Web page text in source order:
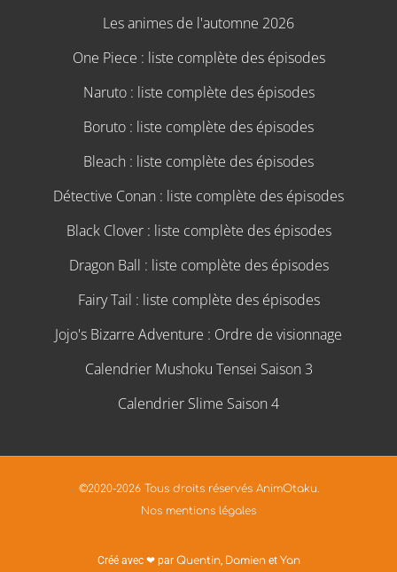
Les animes de l'automne 2026
One Piece : liste complète des épisodes
Naruto : liste complète des épisodes
Boruto : liste complète des épisodes
Bleach : liste complète des épisodes
Détective Conan : liste complète des épisodes
Black Clover : liste complète des épisodes
Dragon Ball : liste complète des épisodes
Fairy Tail : liste complète des épisodes
Jojo's Bizarre Adventure : Ordre de visionnage
Calendrier Mushoku Tensei Saison 3
Calendrier Slime Saison 4
©2020-2026 Tous droits réservés AnimOtaku.
Nos mentions légales
Créé avec ❤ par Quentin, Damienet Yan